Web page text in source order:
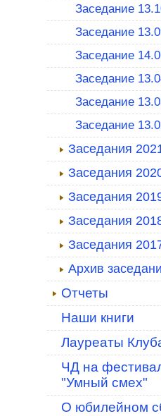
Заседание
Заседание
Заседание
Заседание
Заседание
Заседание
Заседания
Заседания
Заседания
Заседания
Заседания
Архив
Отчеты
Наши книги
Лауреаты
ЧД на
"Умный смех"
О юбилейном